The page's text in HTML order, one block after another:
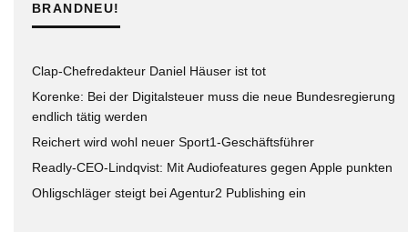
BRANDNEU!
Clap-Chefredakteur Daniel Häuser ist tot
Korenke: Bei der Digitalsteuer muss die neue Bundesregierung
endlich tätig werden
Reichert wird wohl neuer Sport1-Geschäftsführer
Readly-CEO-Lindqvist: Mit Audiofeatures gegen Apple punkten
Ohligschläger steigt bei Agentur2 Publishing ein